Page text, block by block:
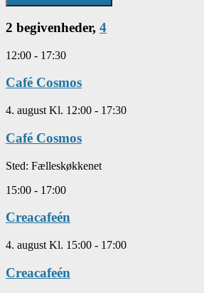
2 begivenheder, 4
12:00 - 17:30
Café Cosmos
4. august Kl. 12:00 - 17:30
Café Cosmos
Sted: Fælleskøkkenet
15:00 - 17:00
Creacafeén
4. august Kl. 15:00 - 17:00
Creacafeén